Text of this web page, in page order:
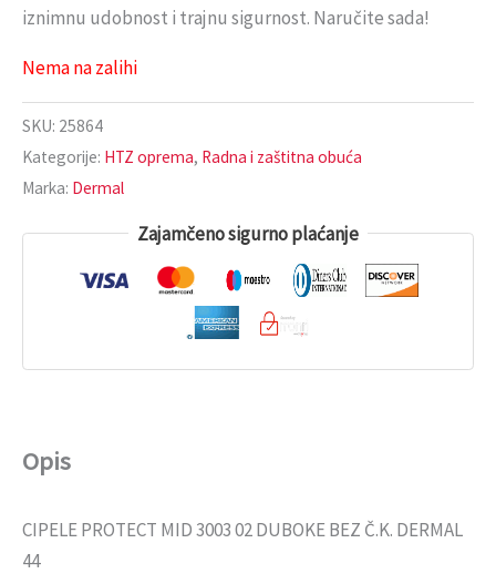
iznimnu udobnost i trajnu sigurnost. Naručite sada!
Nema na zalihi
SKU: 25864
Kategorije: HTZ oprema, Radna i zaštitna obuća
Marka: Dermal
Zajamčeno sigurno plaćanje
Opis
CIPELE PROTECT MID 3003 02 DUBOKE BEZ Č.K. DERMAL
44